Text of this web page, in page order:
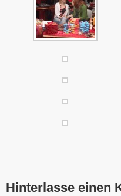
Hinterlasse einen